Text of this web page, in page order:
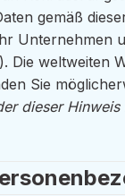
gemäß
Unternehmen
Die weltweiten
Sie
dieser